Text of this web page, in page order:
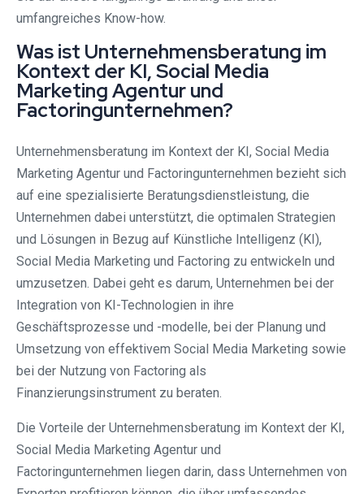
umfangreiches Know-how.
Was ist Unternehmensberatung im
Kontext der KI, Social Media
Marketing Agentur und
Factoringunternehmen?
Unternehmensberatung im Kontext der KI, Social Media
Marketing Agentur und Factoringunternehmen bezieht sich
auf eine spezialisierte Beratungsdienstleistung, die
Unternehmen dabei unterstützt, die optimalen Strategien
und Lösungen in Bezug auf Künstliche Intelligenz (KI),
Social Media Marketing und Factoring zu entwickeln und
umzusetzen. Dabei geht es darum, Unternehmen bei der
Integration von KI-Technologien in ihre
Geschäftsprozesse und -modelle, bei der Planung und
Umsetzung von effektivem Social Media Marketing sowie
bei der Nutzung von Factoring als
Finanzierungsinstrument zu beraten.
Die Vorteile der Unternehmensberatung im Kontext der KI,
Social Media Marketing Agentur und
Factoringunternehmen liegen darin, dass Unternehmen von